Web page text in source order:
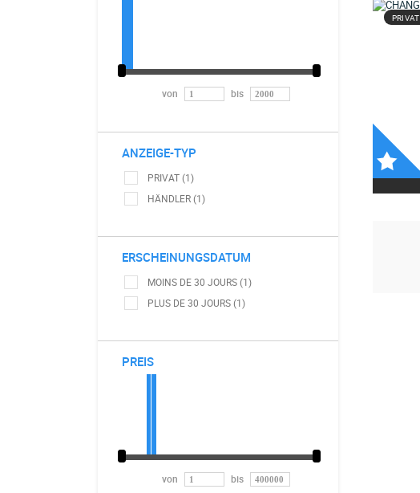
von bis
ANZEIGE-TYP
PRIVAT (1)
HÄNDLER (1)
ERSCHEINUNGSDATUM
MOINS DE 30 JOURS (1)
PLUS DE 30 JOURS (1)
PREIS
von bis
PRIVAT